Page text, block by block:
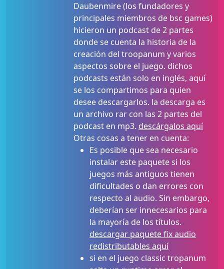
Daubenmire (los fundadores y
principales miembros de bsc games)
hicieron un podcast de 2 partes
donde se cuenta la historia de la
creación del troopanum y varios
aspectos sobre el juego. dichos
podcasts están solo en inglés, aquí
se los compartimos para quien
desee descargarlos. la descarga es
un archivo rar con las 2 partes del
podcast en mp3. descárgalos aquí
Otras cosas a tener en cuenta:
Es posible que sea necesario
instalar este paquete si los
juegos más antiguos tienen
dificultades o dan errores con
respecto al audio. Sin embargo,
deberían ser innecesarios para
la mayoría de los títulos.
descargar paquete fix audio
redistributables aquí
si en el juego classic tropanum